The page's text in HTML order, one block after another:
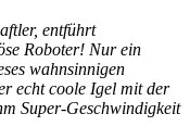
entführt
Roboter! Nur ein
wahnsinnigen
echt coole Igel mit der
Super-Geschwindigkeit